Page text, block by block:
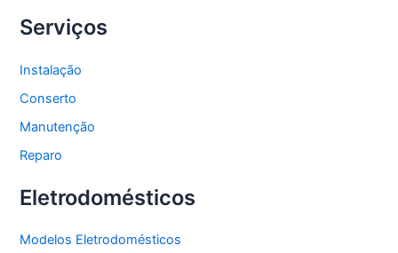
Serviços
Instalação
Conserto
Manutenção
Reparo
Eletrodomésticos
Modelos Eletrodomésticos